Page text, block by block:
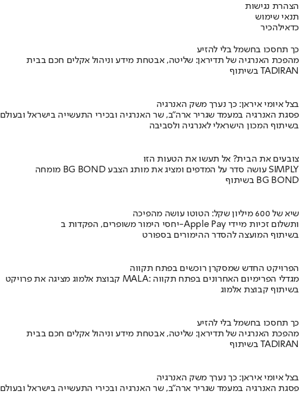
הצהרת נגישות
תנאי שימוש
כדאילהכיר
כך תחסכו בחשמל בלי להזיע
מהפכת האנרגיה של תדיראן: שליטה, אבטחת מידע וניהול אקלים חכם בבית
בשיתוף TADIRAN
בצל איומי איראן: כך נערך משק האנרגיה
פסגת האנרגיה במעמד שגריר ארה"ב, שר האנרגיה ובכירי התעשייה בישראל ובעולם
בשיתוף המכון הישראלי לאנרגיה ולסביבה
צובעים את הבית? אל תעשו את הטעות הזו
מומחה BG BOND עושה סדר על המדפים ומציג את מותג הצבע SIMPLY
בשיתוף BG BOND
שיא של 600 מיליון שקל: הטוטו עושה מהפיכה
יחסי הימור משופרים, הפקדות ב-Apple Pay ותשלום זכיות מיידי
בשיתוף המועצה להסדר ההימורים בספורט
הפרויקט החדש שמסקרן רוכשים בפתח תקווה
קבוצת אלמוג מציגה את פרויקט MALA: מגדלי הפרימיום האחרונים בפתח תקווה
בשיתוף קבוצת אלמוג
כך תחסכו בחשמל בלי להזיע
מהפכת האנרגיה של תדיראן: שליטה, אבטחת מידע וניהול אקלים חכם בבית
בשיתוף TADIRAN
בצל איומי איראן: כך נערך משק האנרגיה
פסגת האנרגיה במעמד שגריר ארה"ב, שר האנרגיה ובכירי התעשייה בישראל ובעולם